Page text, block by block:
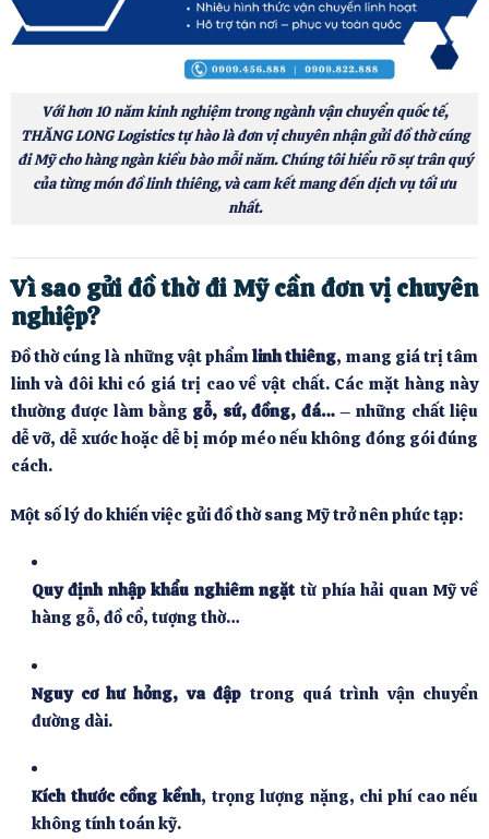
Với hơn 10 năm kinh nghiệm trong ngành vận chuyển quốc tế,
THĂNG LONG Logistics tự hào là đơn vị chuyên nhận gửi đồ thờ cúng
đi Mỹ cho hàng ngàn kiều bào mỗi năm. Chúng tôi hiểu rõ sự trân quý
của từng món đồ linh thiêng, và cam kết mang đến dịch vụ tối ưu
nhất.
Vì sao gửi đồ thờ đi Mỹ cần đơn vị chuyên
nghiệp?
Đồ thờ cúng là những vật phẩmlinh thiêng, mang giá trị tâm
linh và đôi khi có giá trị cao về vật chất. Các mặt hàng này
thường được làm bằng gỗ, sứ, đồng, đá…– những chất liệu
dễ vỡ, dễ xước hoặc dễ bị móp méo nếu không đóng gói đúng
cách.
Một số lý do khiến việc gửi đồ thờ sang Mỹ trở nên phức tạp:
Quy định nhập khẩu nghiêm ngặt từ phía hải quan Mỹ về
hàng gỗ, đồ cổ, tượng thờ…
Nguy cơ hư hỏng, va đập trong quá trình vận chuyển
đường dài.
Kích thước cồng kềnh, trọng lượng nặng, chi phí cao nếu
không tính toán kỹ.